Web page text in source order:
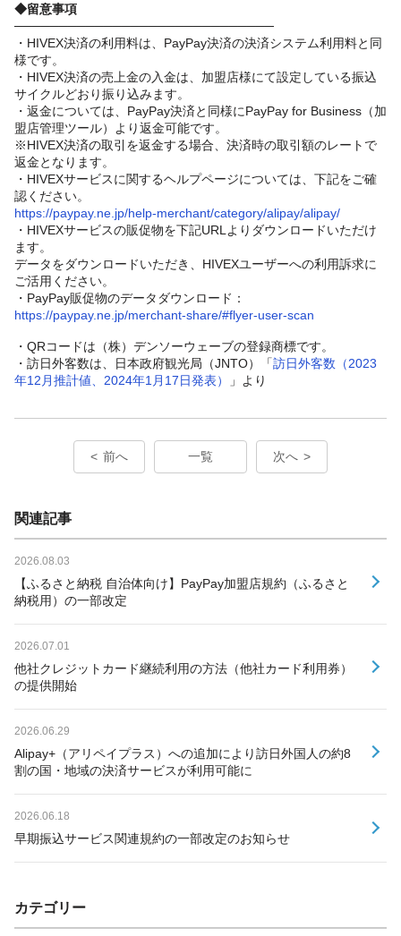
◆留意事項
─────────────────────────────
・HIVEX決済の利用料は、PayPay決済の決済システム利用料と同
様です。
・HIVEX決済の売上金の入金は、加盟店様にて設定している振込
サイクルどおり振り込みます。
・返金については、PayPay決済と同様にPayPay for Business（加
盟店管理ツール）より返金可能です。
※HIVEX決済の取引を返金する場合、決済時の取引額のレートで
返金となります。
・HIVEXサービスに関するヘルプページについては、下記をご確
認ください。
https://paypay.ne.jp/help-merchant/category/alipay/alipay/
・HIVEXサービスの販促物を下記URLよりダウンロードいただけ
ます。
データをダウンロードいただき、HIVEXユーザーへの利用訴求に
ご活用ください。
・PayPay販促物のデータダウンロード：
https://paypay.ne.jp/merchant-share/#flyer-user-scan
・QRコードは（株）デンソーウェーブの登録商標です。
・訪日外客数は、日本政府観光局（JNTO）「訪日外客数（2023
年12月推計値、2024年1月17日発表）
」より
前へ 一覧 次へ
関連記事
2026.08.03
【ふるさと納税 自治体向け】PayPay加盟店規約（ふるさと
納税用）の一部改定
2026.07.01
他社クレジットカード継続利用の方法（他社カード利用券）
の提供開始
2026.06.29
Alipay+（アリペイプラス）への追加により訪日外国人の約8
割の国・地域の決済サービスが利用可能に
2026.06.18
早期振込サービス関連規約の一部改定のお知らせ
カテゴリー